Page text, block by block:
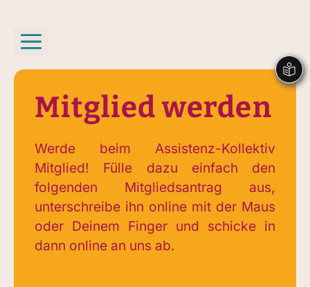
springenMenü
Mitglied werden
Werde beim Assistenz-Kollektiv
Mitglied! Fülle dazu einfach den
folgenden Mitgliedsantrag aus,
unterschreibe ihn online mit der Maus
oder Deinem Finger und schicke in
dann online an uns ab.